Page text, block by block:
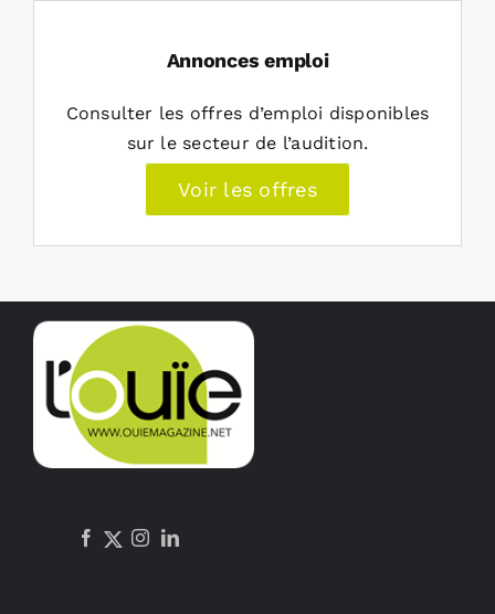
Annonces emploi
Consulter les offres d’emploi disponibles
sur le secteur de l’audition.
Voir les offres